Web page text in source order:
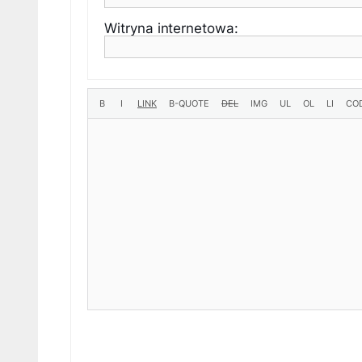
Witryna internetowa: